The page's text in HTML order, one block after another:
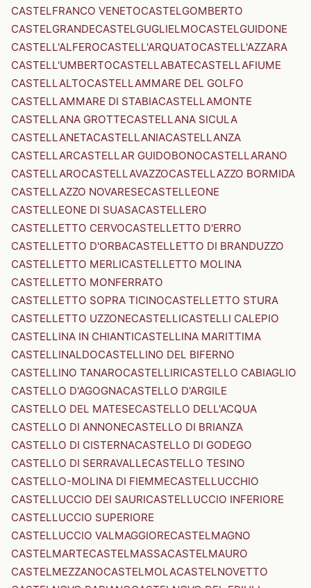
CASTELFRANCO VENETOCASTELGOMBERTO
CASTELGRANDECASTELGUGLIELMOCASTELGUIDONE
CASTELL'ALFEROCASTELL'ARQUATOCASTELL'AZZARA
CASTELL'UMBERTOCASTELLABATECASTELLAFIUME
CASTELLALTOCASTELLAMMARE DEL GOLFO
CASTELLAMMARE DI STABIACASTELLAMONTE
CASTELLANA GROTTECASTELLANA SICULA
CASTELLANETACASTELLANIACASTELLANZA
CASTELLARCASTELLAR GUIDOBONOCASTELLARANO
CASTELLAROCASTELLAVAZZOCASTELLAZZO BORMIDA
CASTELLAZZO NOVARESECASTELLEONE
CASTELLEONE DI SUASACASTELLERO
CASTELLETTO CERVOCASTELLETTO D'ERRO
CASTELLETTO D'ORBACASTELLETTO DI BRANDUZZO
CASTELLETTO MERLICASTELLETTO MOLINA
CASTELLETTO MONFERRATO
CASTELLETTO SOPRA TICINOCASTELLETTO STURA
CASTELLETTO UZZONECASTELLICASTELLI CALEPIO
CASTELLINA IN CHIANTICASTELLINA MARITTIMA
CASTELLINALDOCASTELLINO DEL BIFERNO
CASTELLINO TANAROCASTELLIRICASTELLO CABIAGLIO
CASTELLO D'AGOGNACASTELLO D'ARGILE
CASTELLO DEL MATESECASTELLO DELL'ACQUA
CASTELLO DI ANNONECASTELLO DI BRIANZA
CASTELLO DI CISTERNACASTELLO DI GODEGO
CASTELLO DI SERRAVALLECASTELLO TESINO
CASTELLO-MOLINA DI FIEMMECASTELLUCCHIO
CASTELLUCCIO DEI SAURICASTELLUCCIO INFERIORE
CASTELLUCCIO SUPERIORE
CASTELLUCCIO VALMAGGIORECASTELMAGNO
CASTELMARTECASTELMASSACASTELMAURO
CASTELMEZZANOCASTELMOLACASTELNOVETTO